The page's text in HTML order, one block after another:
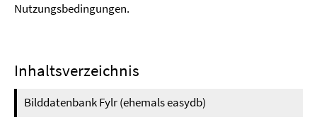
Nutzungsbedingungen.
Inhaltsverzeichnis
Bilddatenbank Fylr (ehemals easydb)